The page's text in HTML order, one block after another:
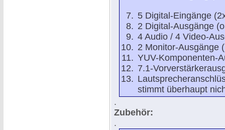
5 Digital-Eingänge
2 Digital-Ausgänge
4 Audio / 4 Video-
2 Monitor-Ausgänge
YUV-Komponenten-
7.1-
stimmt überhaupt
.
Zubehör:
.